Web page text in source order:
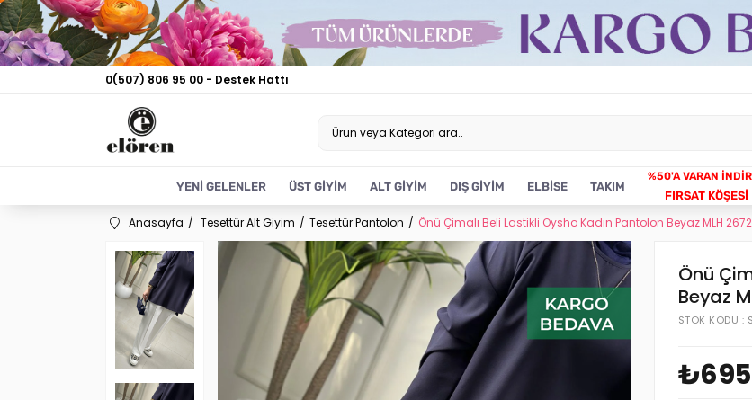
0(507) 806 95 00 - Destek Hattı
YENİ GELENLER ÜST GİYİM ALT GİYİM DIŞ GİYİM ELBİSE TAKIM
FIRSAT KÖŞESİ
Anasayfa Tesettür Alt Giyim Tesettür Pantolon Önü Çimalı Beli Lastikli Oysho Kadın Pantolon Beyaz MLH 2672
Önü
Beyaz
STOK KODU